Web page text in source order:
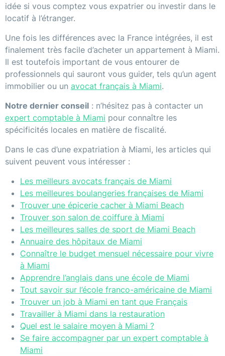
idée si vous comptez vous expatrier ou investir dans le
locatif à l’étranger.
Une fois les différences avec la France intégrées, il est
finalement très facile d’acheter un appartement à Miami.
Il est toutefois important de vous entourer de
professionnels qui sauront vous guider, tels qu’un agent
immobilier ou un avocat français à Miami.
Notre dernier conseil : n’hésitez pas à contacter un
expert comptable à Miami pour connaître les
spécificités locales en matière de fiscalité.
Dans le cas d’une expatriation à Miami, les articles qui
suivent peuvent vous intéresser :
Les meilleurs avocats français de Miami
Les meilleures boulangeries françaises de Miami
Trouver une épicerie cacher à Miami Beach
Trouver son salon de coiffure à Miami
Les meilleures salles de sport de Miami Beach
Annuaire des hôpitaux de Miami
Connaître le budget mensuel nécessaire pour vivre
à Miami
Apprendre l’anglais dans une école de Miami
Tout savoir sur l’école franco-américaine de Miami
Trouver un job à Miami en tant que Français
Travailler à Miami dans la restauration
Quel est le salaire moyen à Miami ?
Se faire accompagner par un expert comptable à
Miami